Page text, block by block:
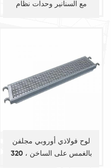
مع السنانير وحدات نظام
لوح فولاذي أوروبي مجلفن
بالغمس على الساخن ، 320